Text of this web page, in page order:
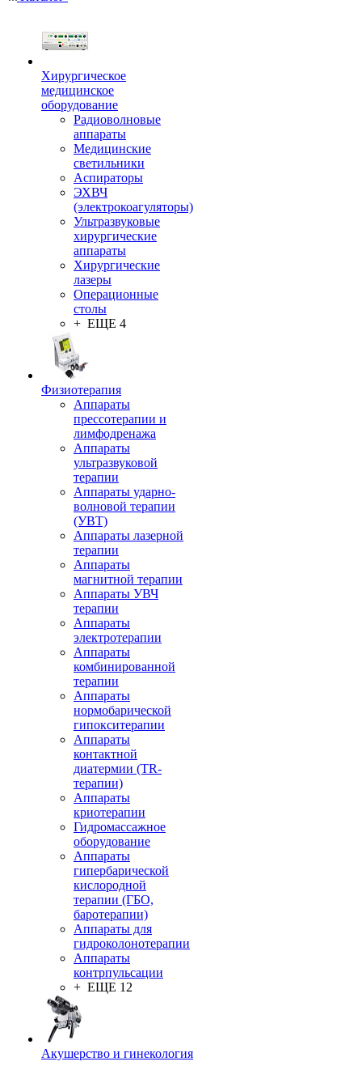
Хирургическое
медицинское
оборудование
Радиоволновые
аппараты
Медицинские
светильники
Аспираторы
ЭХВЧ
(электрокоагуляторы)
Ультразвуковые
хирургические
аппараты
Хирургические
лазеры
Операционные
столы
+ ЕЩЕ 4
Физиотерапия
Аппараты
прессотерапии и
лимфодренажа
Аппараты
ультразвуковой
терапии
Аппараты ударно-
волновой терапии
(УВТ)
Аппараты лазерной
терапии
Аппараты
магнитной терапии
Аппараты УВЧ
терапии
Аппараты
электротерапии
Аппараты
комбинированной
терапии
Аппараты
нормобарической
гипокситерапии
Аппараты
контактной
диатермии (TR-
терапии)
Аппараты
криотерапии
Гидромассажное
оборудование
Аппараты
гипербарической
кислородной
терапии (ГБО,
баротерапии)
Аппараты для
гидроколонотерапии
Аппараты
контрпульсации
+ ЕЩЕ 12
Акушерство и гинекология